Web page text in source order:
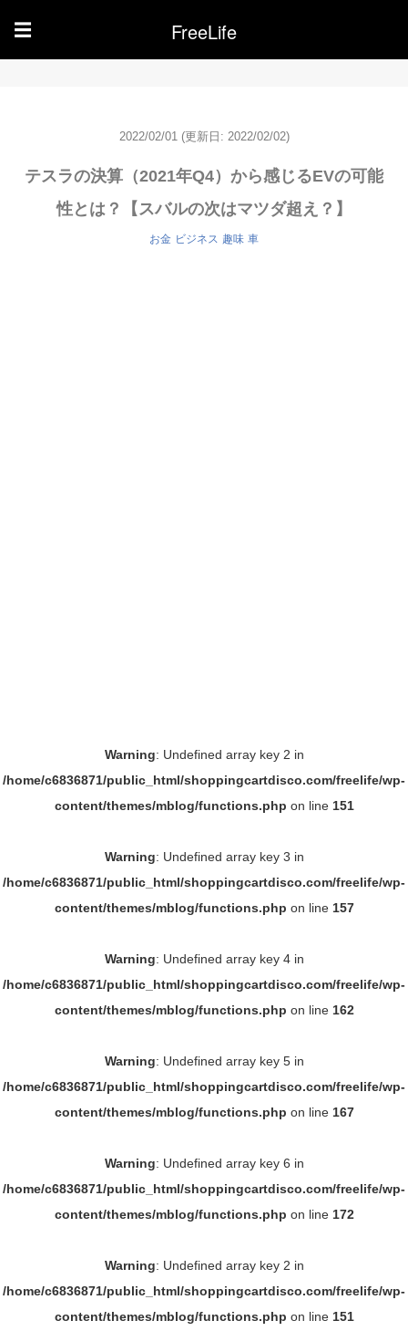
☰ FreeLife
2022/02/01 (更新日: 2022/02/02)
テスラの決算（2021年Q4）から感じるEVの可能
性とは？【スバルの次はマツダ超え？】
お金 ビジネス 趣味 車
Warning: Undefined array key 2 in
/home/c6836871/public_html/shoppingcartdisco.com/freelife/wp-
content/themes/mblog/functions.php on line 151
Warning: Undefined array key 3 in
/home/c6836871/public_html/shoppingcartdisco.com/freelife/wp-
content/themes/mblog/functions.php on line 157
Warning: Undefined array key 4 in
/home/c6836871/public_html/shoppingcartdisco.com/freelife/wp-
content/themes/mblog/functions.php on line 162
Warning: Undefined array key 5 in
/home/c6836871/public_html/shoppingcartdisco.com/freelife/wp-
content/themes/mblog/functions.php on line 167
Warning: Undefined array key 6 in
/home/c6836871/public_html/shoppingcartdisco.com/freelife/wp-
content/themes/mblog/functions.php on line 172
Warning: Undefined array key 2 in
/home/c6836871/public_html/shoppingcartdisco.com/freelife/wp-
content/themes/mblog/functions.php on line 151